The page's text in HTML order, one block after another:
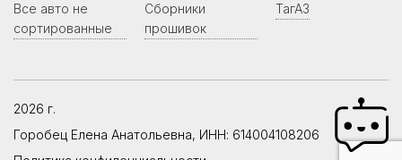
Все авто не
сортированные
Сборники
прошивок
ТагАЗ
2026 г.
Горобец Елена Анатольевна, ИНН: 614004108206